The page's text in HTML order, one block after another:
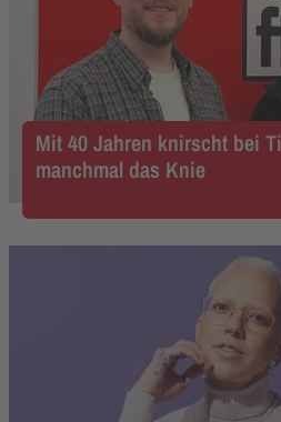
Mit 40 Jahren knirscht bei
manchmal das Knie